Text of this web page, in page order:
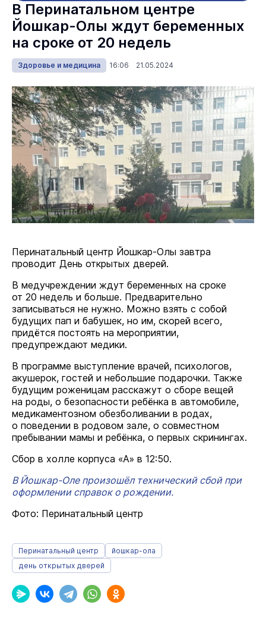
В Перинатальном центре
Йошкар-Олы ждут беременных
на сроке от 20 недель
Здоровье и медицина 16:06 21.05.2024
Перинатальный центр Йошкар-Олы завтра
проводит День открытых дверей.
В медучреждении ждут беременных на сроке
от 20 недель и больше. Предварительно
записываться не нужно. Можно взять с собой
будущих пап и бабушек, но им, скорей всего,
придётся постоять на мероприятии,
предупреждают медики.
В программе выступление врачей, психологов,
акушерок, гостей и небольшие подарочки. Также
будущим роженицам расскажут о сборе вещей
на роды, о безопасности ребёнка в автомобиле,
медикаментозном обезболивании в родах,
о поведении в родовом зале, о совместном
пребывании мамы и ребёнка, о первых скринингах.
Сбор в холле корпуса «А» в 12:50.
В Йошкар-Оле произошёл технический сбой при
оформлении справок о рождении.
Фото: Перинатальный центр
Перинатальный центр
йошкар-ола
день открытых дверей